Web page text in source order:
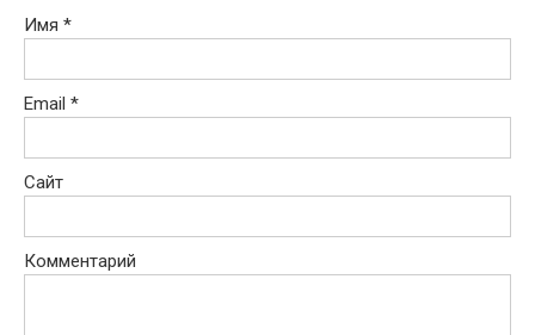
Имя *
Email *
Сайт
Комментарий